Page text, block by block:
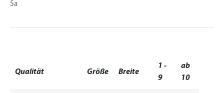
5a
Qualität Größe Breite
1 -
9
ab
10